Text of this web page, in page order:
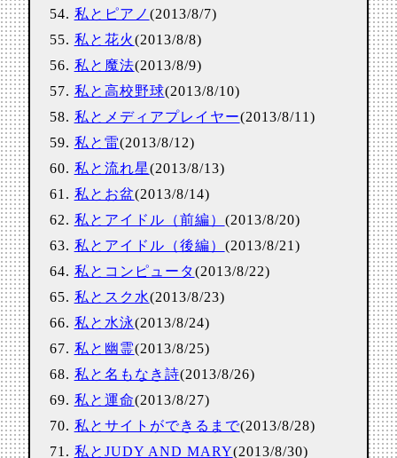
私とピアノ (2013/8/7)
私と花火(2013/8/8)
私と魔法(2013/8/9)
私と高校野球(2013/8/10)
私とメディアプレイヤー(2013/8/11)
私と雷(2013/8/12)
私と流れ星(2013/8/13)
私とお盆(2013/8/14)
私とアイドル（前編） (2013/8/20)
私とアイドル（後編） (2013/8/21)
私とコンピュータ(2013/8/22)
私とスク水(2013/8/23)
私と水泳(2013/8/24)
私と幽霊(2013/8/25)
私と名もなき詩(2013/8/26)
私と運命(2013/8/27)
私とサイトができるまで(2013/8/28)
私とJUDY AND MARY(2013/8/30)